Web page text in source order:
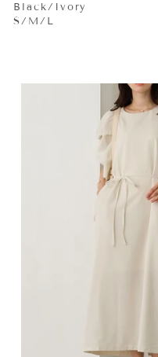
Black/Ivory
S/M/L